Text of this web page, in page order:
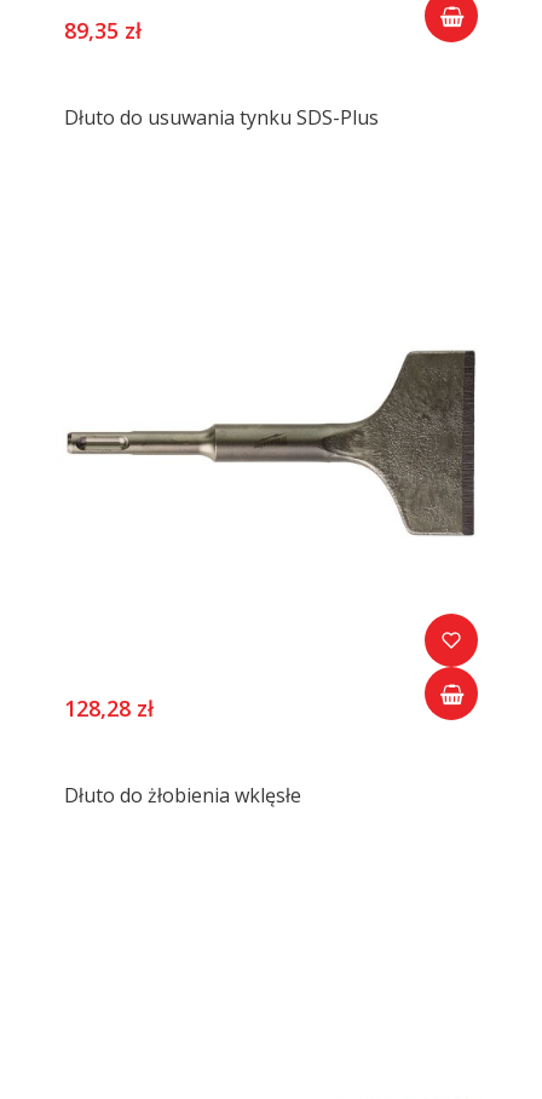
89,35 zł
Dłuto do usuwania tynku SDS-Plus
128,28 zł
Dłuto do żłobienia wklęsłe